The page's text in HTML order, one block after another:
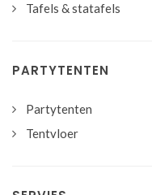
Tafels & statafels
PARTYTENTEN
Partytenten
Tentvloer